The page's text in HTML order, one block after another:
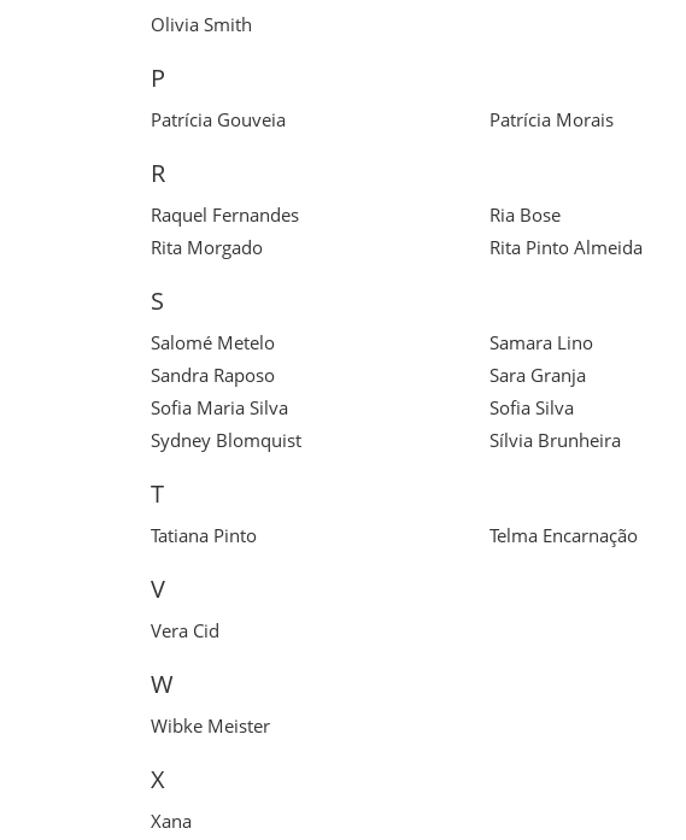
Olivia Smith
P
Patrícia Gouveia Patrícia Morais
R
Raquel Fernandes Ria Bose
Rita Morgado
Rita Pinto Almeida
S
Salomé Metelo Samara Lino
Sandra Raposo
Sara Granja
Sofia Maria Silva
Sofia Silva
Sydney Blomquist
Sílvia Brunheira
T
Tatiana Pinto Telma Encarnação
V
Vera Cid
W
Wibke Meister
X
Xana